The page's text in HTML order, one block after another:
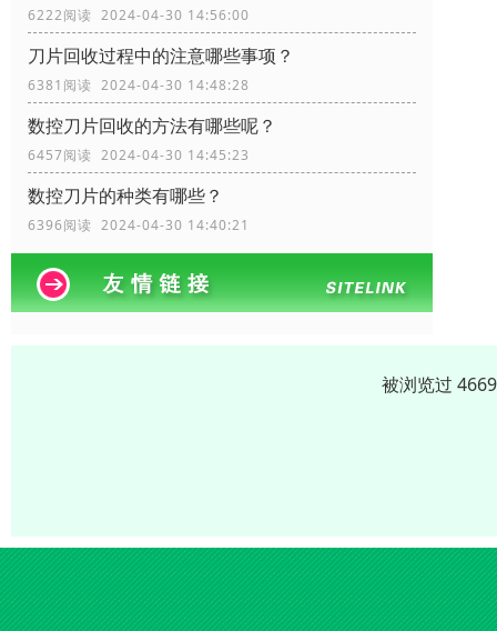
6222阅读 2024-04-30 14:56:00
刀片回收过程中的注意哪些事项？
6381阅读 2024-04-30 14:48:28
数控刀片回收的方法有哪些呢？
6457阅读 2024-04-30 14:45:23
数控刀片的种类有哪些？
6396阅读 2024-04-30 14:40:21
被浏览过